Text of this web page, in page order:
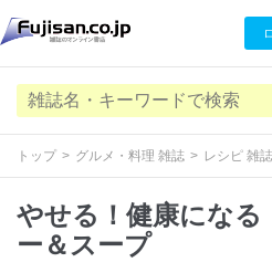
トップ グルメ・料理 雑誌 レシピ 雑誌
やせる！健康になる
ー＆スープ